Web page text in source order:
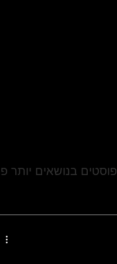
פוסטים בנושאים